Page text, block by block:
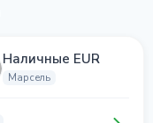
Наличные EUR
Марсель